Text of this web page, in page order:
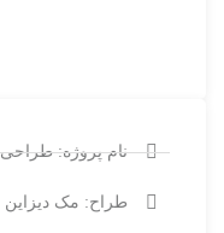
نام پروژه:
طراح: مک دیزاین